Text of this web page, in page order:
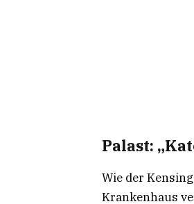
Palast:
Wie der
Krankenhaus